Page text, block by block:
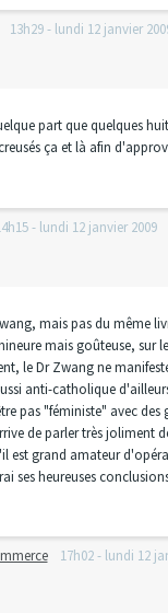
13h29- lundi 12 janvier
part que quelques
ça et là afin
- lundi 12 janvier 2009
mais pas du même
mais goûteuse, sur
le Dr Zwang ne
anti-catholique
pas "féministe" avec
de parler très joliment
est grand amateur
ses heureuses
17h02- lundi 12